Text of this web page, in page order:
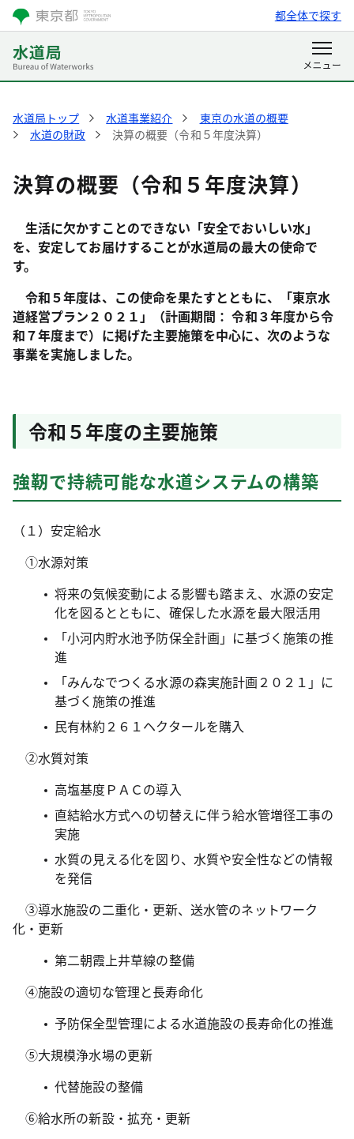
都全体で探す
水道局トップ 水道事業紹介
東京の水道の概要
水道の財政
決算の概要（令和５年度決算）
決算の概要（令和５年度決算）
生活に欠かすことのできない「安全でおいしい水」
を、安定してお届けすることが水道局の最大の使命で
す。
令和５年度は、この使命を果たすとともに、「東京水
道経営プラン２０２１」（計画期間： 令和３年度から令
和７年度まで）に掲げた主要施策を中心に、次のような
事業を実施しました。
令和５年度の主要施策
強靭で持続可能な水道システムの構築
（１）安定給水
①水源対策
将来の気候変動による影響も踏まえ、水源の安定
化を図るとともに、確保した水源を最大限活用
「小河内貯水池予防保全計画」に基づく施策の推
進
「みんなでつくる水源の森実施計画２０２１」に
基づく施策の推進
民有林約２６１ヘクタールを購入
②水質対策
高塩基度ＰＡＣの導入
直結給水方式への切替えに伴う給水管増径工事の
実施
水質の見える化を図り、水質や安全性などの情報
を発信
③導水施設の二重化・更新、送水管のネットワーク
化・更新
第二朝霞上井草線の整備
④施設の適切な管理と長寿命化
予防保全型管理による水道施設の長寿命化の推進
⑤大規模浄水場の更新
代替施設の整備
⑥給水所の新設・拡充・更新